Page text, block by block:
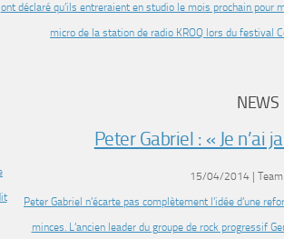
ont déclaré qu’ils entreraient en studio le mois prochain pour
micro de la station de radio KROQ lors du festival
NEWS
Peter Gabriel : « Je n’ai
15/04/2014 | Team
Peter Gabriel n’écarte pas complètement l’idée d’une
minces. L’ancien leader du groupe de rock progressif